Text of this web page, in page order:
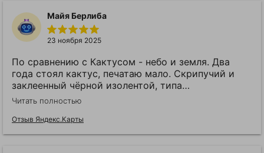
Майя Берлиба
23 ноября 2025
По сравнению с Кактусом - небо и земля. Два
года стоял кактус, печатаю мало. Скрипучий и
заклеенный чёрной изолентой, типа
восстановленный. Этот почти идеален, хоть
сразу. Вернусь и возьму набор.
Читать полностью
Отзыв Яндекс.Карты